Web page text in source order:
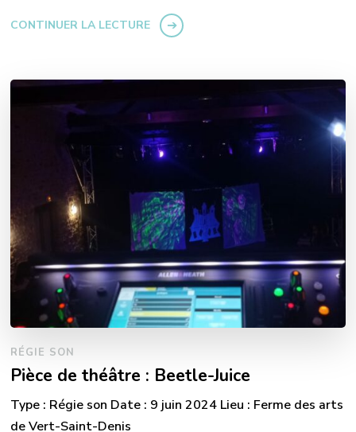
CONTINUER LA LECTURE
RÉGIE SON
Pièce de théâtre : Beetle-Juice
Type : Régie son Date : 9 juin 2024 Lieu : Ferme des arts
de Vert-Saint-Denis